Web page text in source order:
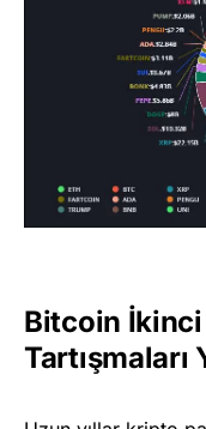
Bitcoin İkinci